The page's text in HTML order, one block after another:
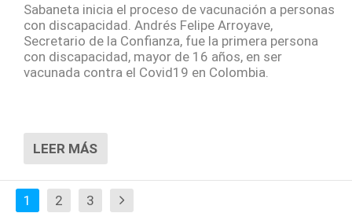
Sabaneta inicia el proceso de vacunación a personas
con discapacidad. Andrés Felipe Arroyave,
Secretario de la Confianza, fue la primera persona
con discapacidad, mayor de 16 años, en ser
vacunada contra el Covid19 en Colombia.
LEER MÁS
1 2 3